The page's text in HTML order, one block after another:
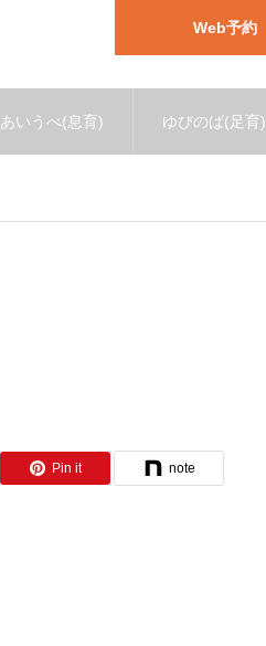
Web予約
あいうべ(息育) ゆびのば(足育)
Pin it note